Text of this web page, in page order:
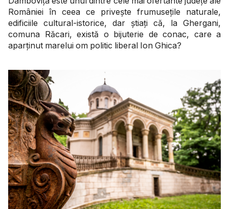
României în ceea ce privește frumusețile naturale,
edificiile cultural-istorice, dar știați că, la Ghergani,
comuna Răcari, există o bijuterie de conac, care a
aparținut marelui om politic liberal Ion Ghica?